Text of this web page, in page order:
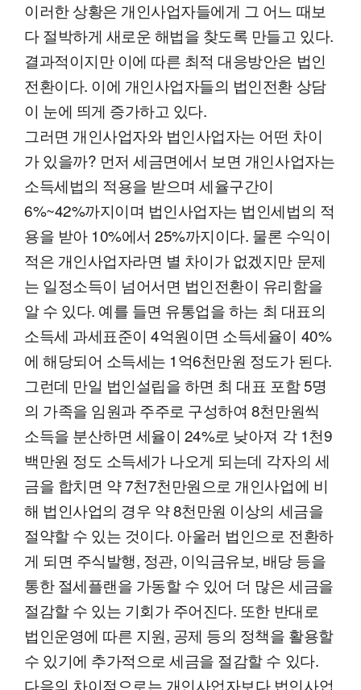
이러한 상황은 개인사업자들에게 그 어느 때보
다 절박하게 새로운 해법을 찾도록 만들고 있다.
결과적이지만 이에 따른 최적 대응방안은 법인
전환이다. 이에 개인사업자들의 법인전환 상담
이 눈에 띄게 증가하고 있다.
그러면 개인사업자와 법인사업자는 어떤 차이
가 있을까? 먼저 세금면에서 보면 개인사업자는
소득세법의 적용을 받으며 세율구간이
6%~42%까지이며 법인사업자는 법인세법의 적
용을 받아 10%에서 25%까지이다. 물론 수익이
적은 개인사업자라면 별 차이가 없겠지만 문제
는 일정소득이 넘어서면 법인전환이 유리함을
알 수 있다. 예를 들면 유통업을 하는 최 대표의
소득세 과세표준이 4억원이면 소득세율이 40%
에 해당되어 소득세는 1억6천만원 정도가 된다.
그런데 만일 법인설립을 하면 최 대표 포함 5명
의 가족을 임원과 주주로 구성하여 8천만원씩
소득을 분산하면 세율이 24%로 낮아져 각 1천9
백만원 정도 소득세가 나오게 되는데 각자의 세
금을 합치면 약 7천7천만원으로 개인사업에 비
해 법인사업의 경우 약 8천만원 이상의 세금을
절약할 수 있는 것이다. 아울러 법인으로 전환하
게 되면 주식발행, 정관, 이익금유보, 배당 등을
통한 절세플랜을 가동할 수 있어 더 많은 세금을
절감할 수 있는 기회가 주어진다. 또한 반대로
법인운영에 따른 지원, 공제 등의 정책을 활용할
수 있기에 추가적으로 세금을 절감할 수 있다.
다음의 차이점으로는 개인사업자보다 법인사업